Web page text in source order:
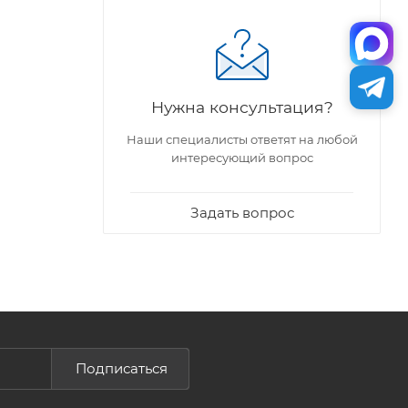
Нужна консультация?
Наши специалисты ответят на любой
интересующий вопрос
Задать вопрос
Подписаться